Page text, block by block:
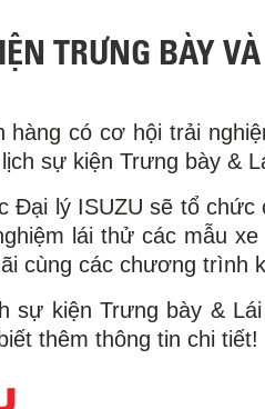
TRƯNG BÀY
hàng có cơ hội trải
sự kiện Trưng bày &
Đại lý ISUZU sẽ tổ
lái thử các mẫu
cùng các chương trình
sự kiện Trưng bày &
thêm thông tin chi tiết!